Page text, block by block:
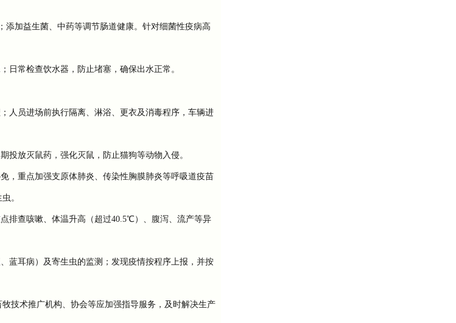
加益生菌、中药等调节肠道健康。针对细菌性疫病高
常检查饮水器，防止堵塞，确保出水正常。
员进场前执行隔离、淋浴、更衣及消毒程序，车辆进
放灭鼠药，强化灭鼠，防止猫狗等动物入侵。
重点加强支原体肺炎、传染性胸膜肺炎等呼吸道疫苗
。
查咳嗽、体温升高（超过40.5℃）、腹泻、流产等异
耳病）及寄生虫的监测；发现疫情按程序上报，并按
术推广机构、协会等应加强指导服务，及时解决生产